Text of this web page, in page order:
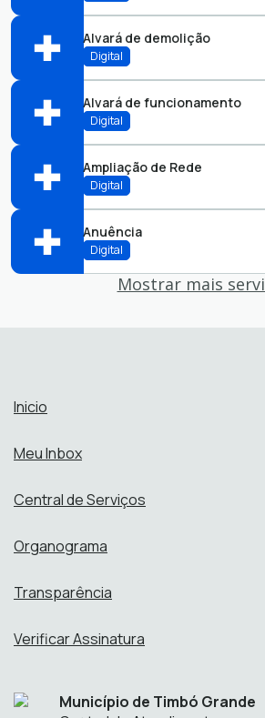
Abrir online > Via protocolo 1Doc
Alvará de demolição
Digital
Abrir online > Via protocolo 1Doc
Alvará de funcionamento
Digital
Abrir online > Via protocolo 1Doc
Ampliação de Rede
Digital
Abrir online > Via protocolo 1Doc
Anuência
Digital
Mostrar mais
Inicio
Meu Inbox
Central de Serviços
Organograma
Transparência
Verificar Assinatura
Município de Timbó Grande